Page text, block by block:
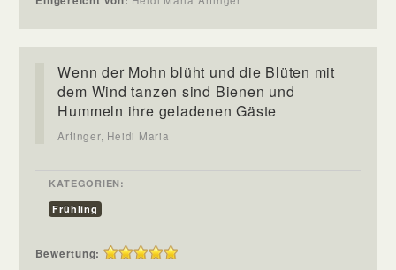
Wenn der Mohn blüht und die Blüten mit
dem Wind tanzen sind Bienen und
Hummeln ihre geladenen Gäste
Artinger, Heidi Maria
KATEGORIEN:
Frühling
Bewertung: